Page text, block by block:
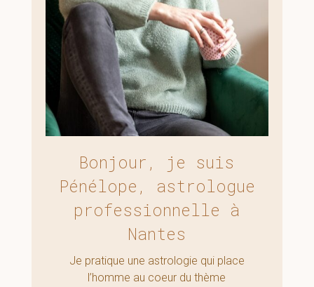
Bonjour, je suis
Pénélope, astrologue
professionnelle à
Nantes
Je pratique une astrologie qui place
l’homme au coeur du thème